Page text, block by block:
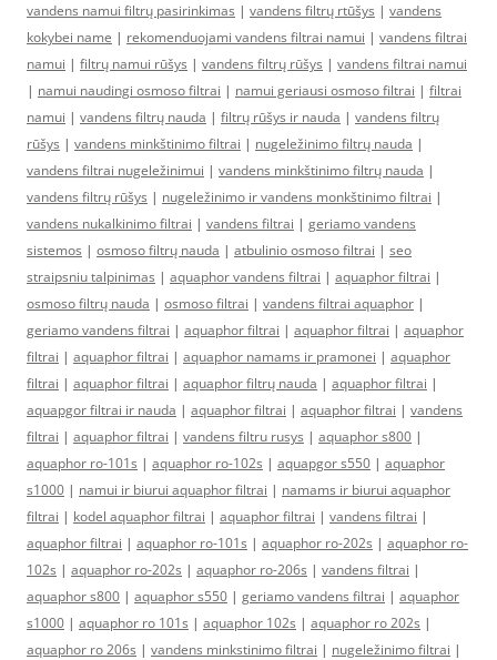
vandens namui filtrų pasirinkimas | vandens filtrų rtūšys | vandens
kokybei name | rekomenduojami vandens filtrai namui | vandens filtrai
namui | filtrų namui rūšys | vandens filtrų rūšys | vandens filtrai namui
| namui naudingi osmoso filtrai | namui geriausi osmoso filtrai | filtrai
namui | vandens filtrų nauda | filtrų rūšys ir nauda | vandens filtrų
rūšys | vandens minkštinimo filtrai | nugeležinimo filtrų nauda |
vandens filtrai nugeležinimui | vandens minkštinimo filtrų nauda |
vandens filtrų rūšys | nugeležinimo ir vandens monkštinimo filtrai |
vandens nukalkinimo filtrai | vandens filtrai | geriamo vandens
sistemos | osmoso filtrų nauda | atbulinio osmoso filtrai | seo
straipsniu talpinimas | aquaphor vandens filtrai | aquaphor filtrai |
osmoso filtrų nauda | osmoso filtrai | vandens filtrai aquaphor |
geriamo vandens filtrai | aquaphor filtrai | aquaphor filtrai | aquaphor
filtrai | aquaphor filtrai | aquaphor namams ir pramonei | aquaphor
filtrai | aquaphor filtrai | aquaphor filtrų nauda | aquaphor filtrai |
aquapgor filtrai ir nauda | aquaphor filtrai | aquaphor filtrai | vandens
filtrai | aquaphor filtrai | vandens filtru rusys | aquaphor s800 |
aquaphor ro-101s | aquaphor ro-102s | aquapgor s550 | aquaphor
s1000 | namui ir biurui aquaphor filtrai | namams ir biurui aquaphor
filtrai | kodel aquaphor filtrai | aquaphor filtrai | vandens filtrai |
aquaphor filtrai | aquaphor ro-101s | aquaphor ro-202s | aquaphor ro-
102s | aquaphor ro-202s | aquaphor ro-206s | vandens filtrai |
aquaphor s800 | aquaphor s550 | geriamo vandens filtrai | aquaphor
s1000 | aquaphor ro 101s | aquaphor 102s | aquaphor ro 202s |
aquaphor ro 206s | vandens minkstinimo filtrai | nugeležinimo filtrai |